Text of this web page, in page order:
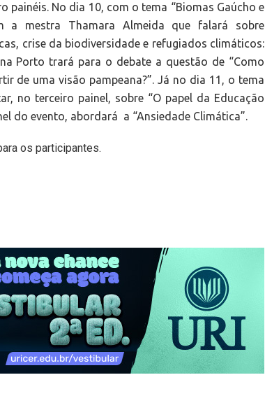
No dia 10, com o tema “Biomas Gaúcho e
a mestra Thamara Almeida que falará sobre
crise da biodiversidade e refugiados climáticos:
Porto trará para o debate a questão de “Como
de uma visão pampeana?”. Já no dia 11, o tema
no terceiro painel, sobre “O papel da Educação
do evento, abordará a “Ansiedade Climática”.
os participantes.